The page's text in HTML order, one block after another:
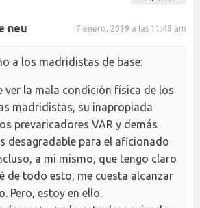
neu 7 enero, 2019 a las 11:49 am
a los madridistas de base:
ver la mala condición física de los
madridistas, su inapropiada
prevaricadores VAR y demás
desagradable para el aficionado
a mi mismo, que tengo claro
de todo esto, me cuesta alcanzar
Pero, estoy en ello.